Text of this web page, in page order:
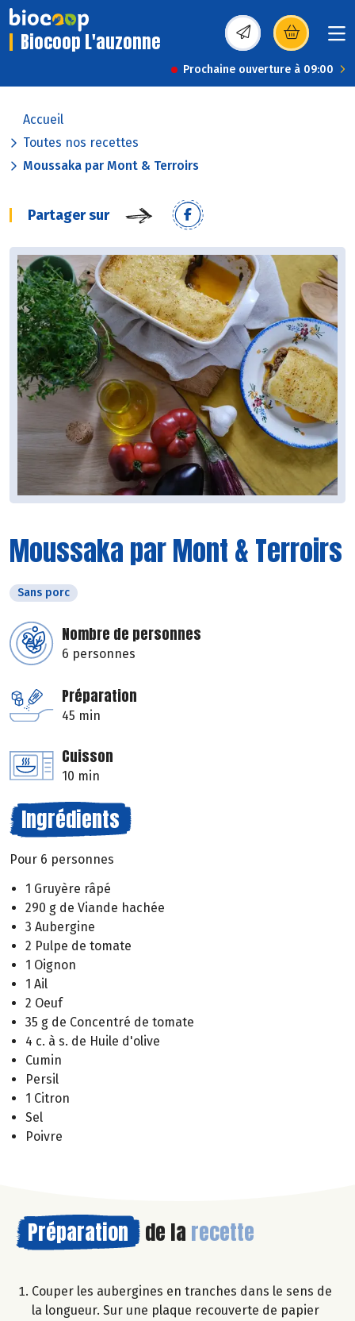
Biocoop L'auzonne (s’ouvre dans une
Prochaine ouverture à 09:00
Accueil
Toutes nos recettes
Moussaka par Mont & Terroirs
Partager sur
Moussaka par Mont & Terroirs
Sans porc
Nombre de personnes
6 personnes
Préparation
45 min
Cuisson
10 min
Ingrédients
Pour 6 personnes
1 Gruyère râpé
290 g de Viande hachée
3 Aubergine
2 Pulpe de tomate
1 Oignon
1 Ail
2 Oeuf
35 g de Concentré de tomate
4 c. à s. de Huile d'olive
Cumin
Persil
1 Citron
Sel
Poivre
Préparation de la recette
Couper les aubergines en tranches dans le sens de
la longueur. Sur une plaque recouverte de papier